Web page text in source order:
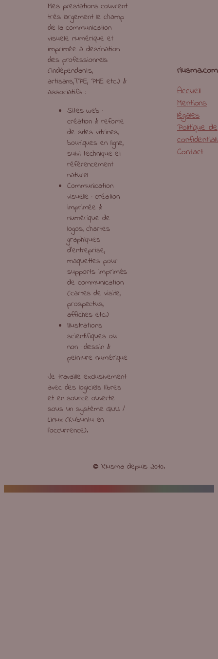
Mes prestations couvrent
très largement le champ
de la communication
visuelle numérique et
imprimée à destination
des professionnels
(indépendants,
artisans,TPE, PME etc.) &
associatifs :
Sites web :
création & refonte
de sites vitrines,
boutiques en ligne,
suivi technique et
référencement
naturel
Communication
visuelle : création
imprimée &
numérique de
logos, chartes
graphiques
d’entreprise,
maquettes pour
supports imprimés
de communication
(cartes de visite,
prospectus,
affiches etc.)
Illustrations
scientifiques ou
non : dessin &
peinture numérique
Je travaille exclusivement
avec des logiciels libres
et en source ouverte
sous un système GNU /
Linux (Kubuntu en
l’occurrence).
riusma.com
Accueil
Mentions
légales
Politique de
Contact
©Riusma depuis 2010.